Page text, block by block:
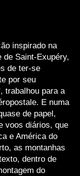
inspirado na
de Saint-Exupéry,
de ter-se
por seu
trabalhou para a
E numa
de papel,
voos diários, que
e América do
as montanhas
dentro de
do